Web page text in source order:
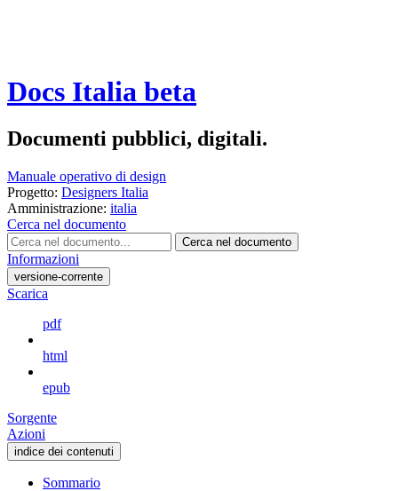
Docs Italia beta
Documenti pubblici, digitali.
Manuale operativo di design
Progetto: Designers Italia
Amministrazione: italia
Cerca nel documento
Cerca nel documento
Informazioni
versione-corrente
Scarica
pdf
html
epub
Sorgente
Azioni
indice dei contenuti
Sommario